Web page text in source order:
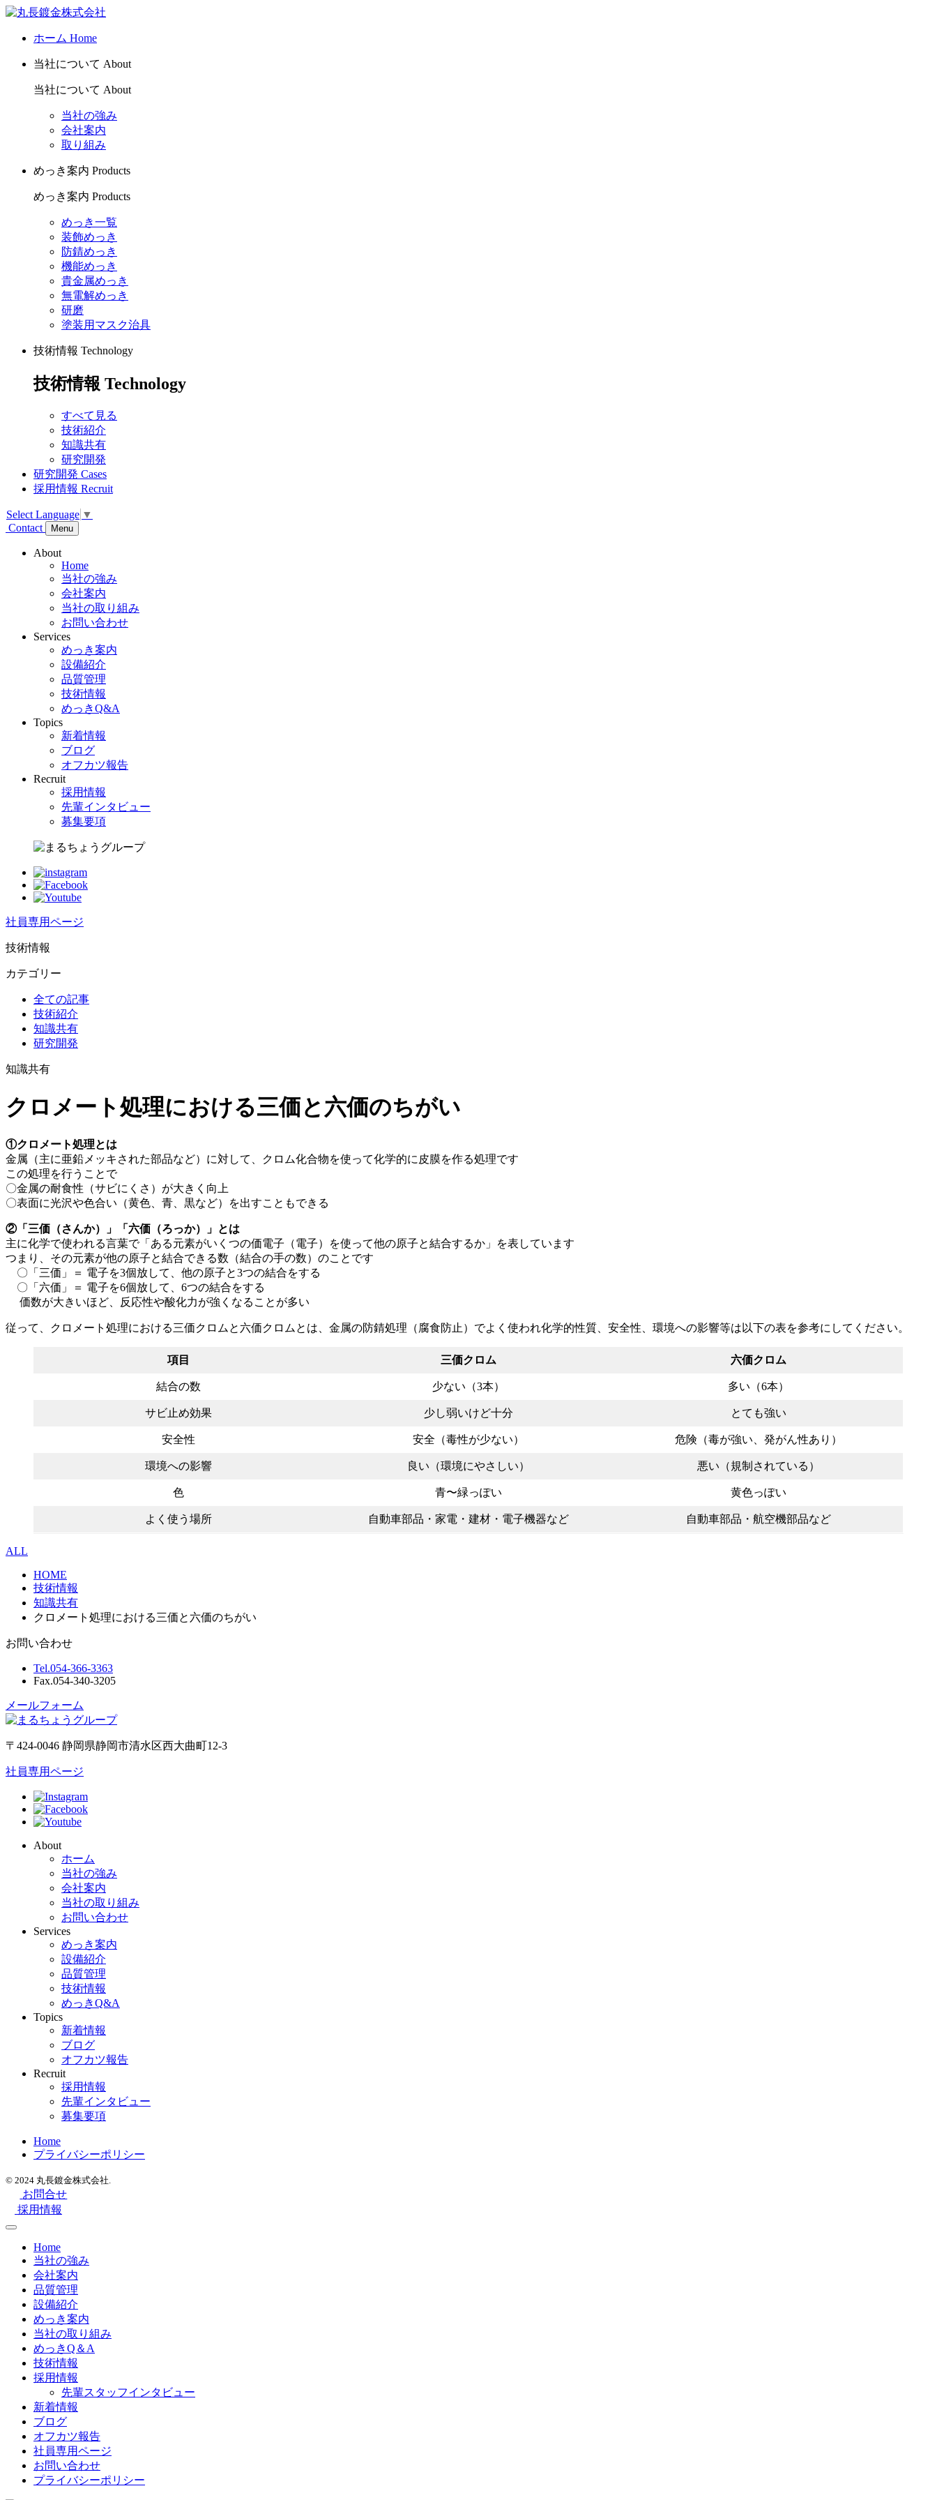
ホーム Home
当社について About
当社について About
当社の強み
会社案内
取り組み
めっき案内 Products
めっき案内 Products
めっき一覧
装飾めっき
防錆めっき
機能めっき
貴金属めっき
無電解めっき
研磨
塗装用マスク治具
技術情報 Technology
技術情報 Technology
すべて見る
技術紹介
知識共有
研究開発
研究開発 Cases
採用情報 Recruit
Select Language ▼
Contact
Menu
About
Home
当社の強み
会社案内
当社の取り組み
お問い合わせ
Services
めっき案内
設備紹介
品質管理
技術情報
めっきQ&A
Topics
新着情報
ブログ
オフカツ報告
Recruit
採用情報
先輩インタビュー
募集要項
社員専用ページ
技術情報
カテゴリー
全ての記事
技術紹介
知識共有
研究開発
知識共有
クロメート処理における三価と六価のちがい
①クロメート処理とは
金属（主に亜鉛メッキされた部品など）に対して、クロム化合物を使って化学的に皮膜を作る処理です
この処理を行うことで
〇金属の耐食性（サビにくさ）が大きく向上
〇表面に光沢や色合い（黄色、青、黒など）を出すこともできる
②「三価（さんか）」「六価（ろっか）」とは
主に化学で使われる言葉で「ある元素がいくつの価電子（電子）を使って他の原子と結合するか」を表しています
つまり、その元素が他の原子と結合できる数（結合の手の数）のことです
〇「三価」＝ 電子を3個放して、他の原子と3つの結合をする
〇「六価」＝ 電子を6個放して、6つの結合をする
価数が大きいほど、反応性や酸化力が強くなることが多い
従って、クロメート処理における三価クロムと六価クロムとは、金属の防錆処理（腐食防止）でよく使われ化学的性質、安全性、環境への影響等は以下の表を参考にしてください。
項目 三価クロム 六価クロム
結合の数 少ない（3本） 多い（6本）
サビ止め効果 少し弱いけど十分 とても強い
安全性 安全（毒性が少ない） 危険（毒が強い、発がん性あり）
環境への影響 良い（環境にやさしい） 悪い（規制されている）
色 青〜緑っぽい 黄色っぽい
よく使う場所 自動車部品・家電・建材・電子機器など 自動車部品・航空機部品など
ALL
HOME
技術情報
知識共有
クロメート処理における三価と六価のちがい
お問い合わせ
Tel.054-366-3363
Fax.054-340-3205
メールフォーム
〒424-0046 静岡県静岡市清水区西大曲町12-3
社員専用ページ
About
ホーム
当社の強み
会社案内
当社の取り組み
お問い合わせ
Services
めっき案内
設備紹介
品質管理
技術情報
めっきQ&A
Topics
新着情報
ブログ
オフカツ報告
Recruit
採用情報
先輩インタビュー
募集要項
Home
プライバシーポリシー
© 2024 丸長鍍金株式会社.
お問合せ
採用情報
Home
当社の強み
会社案内
品質管理
設備紹介
めっき案内
当社の取り組み
めっきQ＆A
技術情報
採用情報
先輩スタッフインタビュー
新着情報
ブログ
オフカツ報告
社員専用ページ
お問い合わせ
プライバシーポリシー